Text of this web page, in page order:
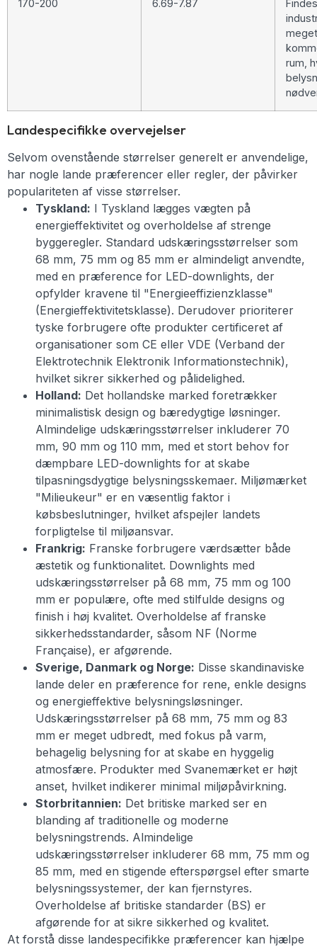
170-200 6.69-7.87
rum,
Landespecifikke overvejelser
Selvom ovenstående størrelser generelt er anvendelige,
har nogle lande præferencer eller regler, der påvirker
populariteten af visse størrelser.
Tyskland: I Tyskland lægges vægten på
energieffektivitet og overholdelse af strenge
byggeregler. Standard udskæringsstørrelser som
68 mm, 75 mm og 85 mm er almindeligt anvendte,
med en præference for LED-downlights, der
opfylder kravene til "Energieeffizienzklasse"
(Energieffektivitetsklasse). Derudover prioriterer
tyske forbrugere ofte produkter certificeret af
organisationer som CE eller VDE (Verband der
Elektrotechnik Elektronik Informationstechnik),
hvilket sikrer sikkerhed og pålidelighed.
Holland: Det hollandske marked foretrækker
minimalistisk design og bæredygtige løsninger.
Almindelige udskæringsstørrelser inkluderer 70
mm, 90 mm og 110 mm, med et stort behov for
dæmpbare LED-downlights for at skabe
tilpasningsdygtige belysningsskemaer. Miljømærket
"Milieukeur" er en væsentlig faktor i
købsbeslutninger, hvilket afspejler landets
forpligtelse til miljøansvar.
Frankrig: Franske forbrugere værdsætter både
æstetik og funktionalitet. Downlights med
udskæringsstørrelser på 68 mm, 75 mm og 100
mm er populære, ofte med stilfulde designs og
finish i høj kvalitet. Overholdelse af franske
sikkerhedsstandarder, såsom NF (Norme
Française), er afgørende.
Sverige, Danmark og Norge: Disse skandinaviske
lande deler en præference for rene, enkle designs
og energieffektive belysningsløsninger.
Udskæringsstørrelser på 68 mm, 75 mm og 83
mm er meget udbredt, med fokus på varm,
behagelig belysning for at skabe en hyggelig
atmosfære. Produkter med Svanemærket er højt
anset, hvilket indikerer minimal miljøpåvirkning.
Storbritannien: Det britiske marked ser en
blanding af traditionelle og moderne
belysningstrends. Almindelige
udskæringsstørrelser inkluderer 68 mm, 75 mm og
85 mm, med en stigende efterspørgsel efter smarte
belysningssystemer, der kan fjernstyres.
Overholdelse af britiske standarder (BS) er
afgørende for at sikre sikkerhed og kvalitet.
At forstå disse landespecifikke præferencer kan hjælpe